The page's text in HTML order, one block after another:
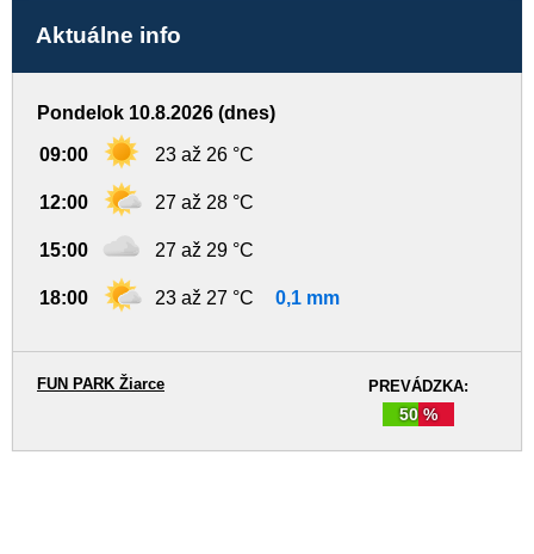
Aktuálne info
Pondelok 10.8.2026 (dnes)
09:00 23 až 26 °C
12:00 27 až 28 °C
15:00 27 až 29 °C
18:00 23 až 27 °C 0,1 mm
PREVÁDZKA:
50 %
FUN PARK Žiarce